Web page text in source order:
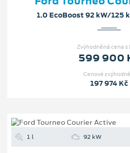
1.0 EcoBoost 92 kW/125
Zvýhodněná cena s
599 900
Cenové
197 974 Kč
1 l 92 kW